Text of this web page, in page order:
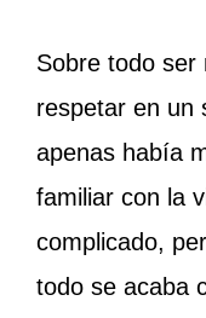
Sobre todo ser
respetar en un
apenas había
familiar con la
complicado,
todo se acaba